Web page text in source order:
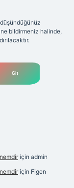
bildirmeniz halinde,
için admin
için Figen